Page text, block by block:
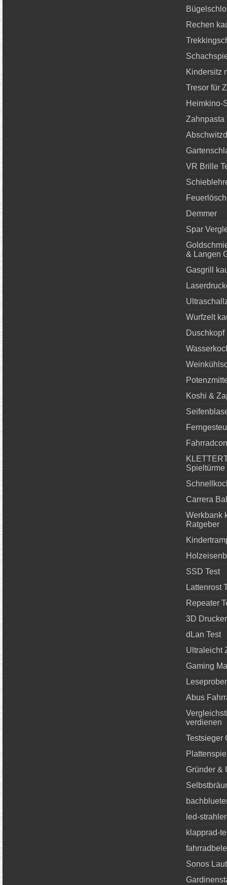
Rechen
Kindersitz
Tresor für
Heimkino-
Zahnpasta
VR Brille
Demmer
Spar
& Langen
Gasgrill
Wurfzelt
Duschkopf
Koshi &
Spieltürme
Carrera
Werkbank
Ratgeber
SSD Test
Lattenrost
Repeater
3D
dLan Test
Ultraleicht
Gaming
Abus
verdienen
Testsieger
Gründer &
led-
klapprad-
Sonos